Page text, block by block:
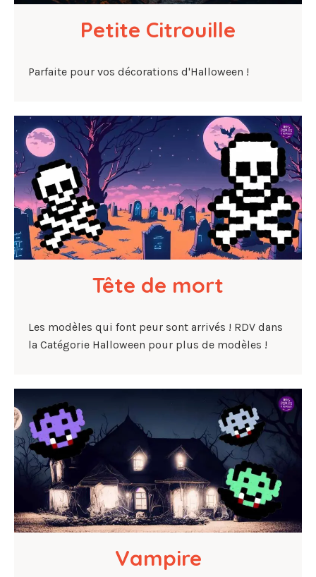
Petite Citrouille
Parfaite pour vos décorations d'Halloween !
Tête de mort
Les modèles qui font peur sont arrivés ! RDV dans
la Catégorie Halloween pour plus de modèles !
Vampire